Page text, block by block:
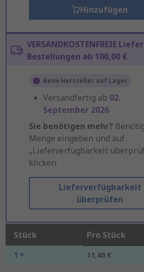
Hinzufügen
VERSANDKOSTENFREIE
Bestellungen ab 100,00 €
Beim Hersteller auf Lager
Versandfertig ab 02.
September 2026
Sie benötigen mehr?
Menge eingeben und auf
„Lieferverfügbarkeit
klicken.
Lieferverfügbarkeit
überprüfen
Stück Pro Stück
1 + 11,40 €